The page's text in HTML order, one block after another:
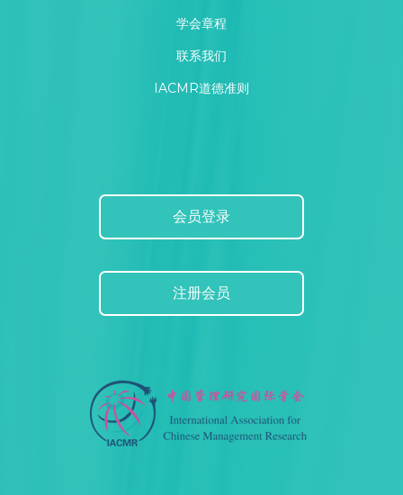
学会章程
联系我们
IACMR道德准则
会员登录
注册会员